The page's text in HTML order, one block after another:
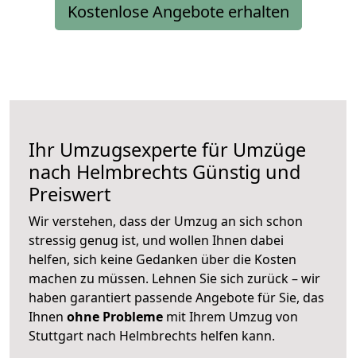
Kostenlose Angebote erhalten
Ihr Umzugsexperte für Umzüge
nach Helmbrechts Günstig und
Preiswert
Wir verstehen, dass der Umzug an sich schon
stressig genug ist, und wollen Ihnen dabei
helfen, sich keine Gedanken über die Kosten
machen zu müssen. Lehnen Sie sich zurück – wir
haben garantiert passende Angebote für Sie, das
Ihnen ohne Probleme mit Ihrem Umzug von
Stuttgart nach Helmbrechts helfen kann.